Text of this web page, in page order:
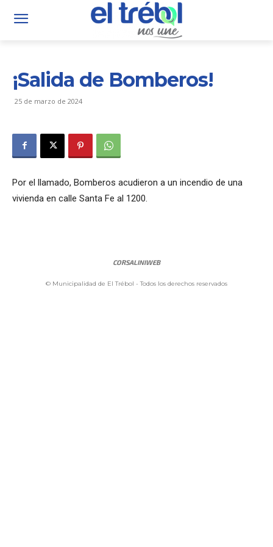
¡Salida de Bomberos!
25 de marzo de 2024
Por el llamado, Bomberos acudieron a un incendio de una
vivienda en calle Santa Fe al 1200.
CORSALINIWEB
© Municipalidad de El Trébol - Todos los derechos reservados